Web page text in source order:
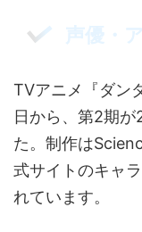
声優・
TVアニメ『ダン
日から、第2期
た。制作は
式サイトのキャ
れています。